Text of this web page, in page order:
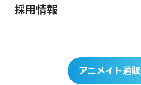
採用情報
アニメイト通販